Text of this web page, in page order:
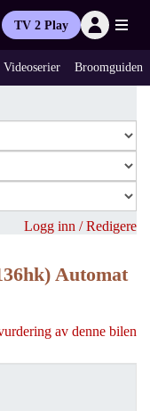
TV 2 Play
Videoserier Broomguiden
Logg inn / Redigere
Automat
av denne bilen